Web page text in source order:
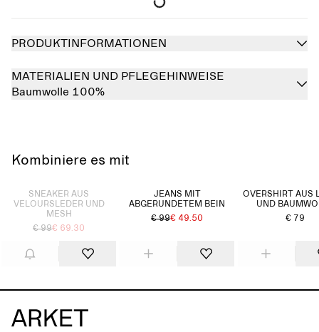
PRODUKTINFORMATIONEN
MATERIALIEN UND PFLEGEHINWEISE
Baumwolle 100%
Kombiniere es mit
SNEAKER AUS
VELOURSLEDER UND
MESH
€ 99€ 69.30
JEANS MIT
ABGERUNDETEM BEIN
€ 99€ 49.50
OVERSHIRT AUS
UND
€ 79